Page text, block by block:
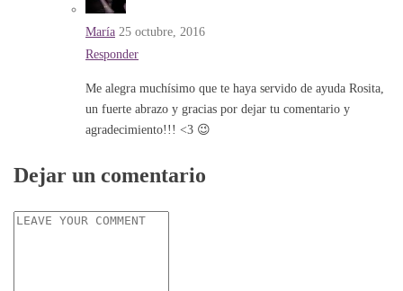
María 25 octubre, 2016
Responder
Me alegra muchísimo que te haya servido de ayuda Rosita,
un fuerte abrazo y gracias por dejar tu comentario y
agradecimiento!!! <3 😉
Dejar un comentario